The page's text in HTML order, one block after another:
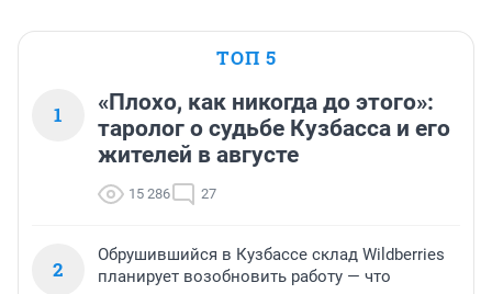
ТОП 5
1
«Плохо, как никогда до этого»:
таролог о судьбе Кузбасса и его
жителей в августе
15 286 27
2
Обрушившийся в Кузбассе склад Wildberries
планирует возобновить работу — что